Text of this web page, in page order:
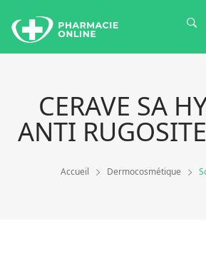
CERAVE SA
ANTI
Accueil Dermocosmétique